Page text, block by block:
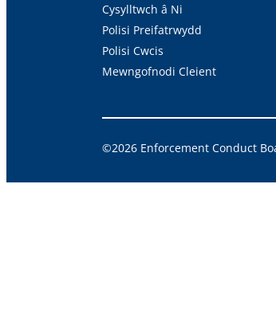
Cysylltwch â Ni
Polisi Preifatrwydd
Polisi Cwcis
Mewngofnodi Cleient
©2026 Enforcement Conduct